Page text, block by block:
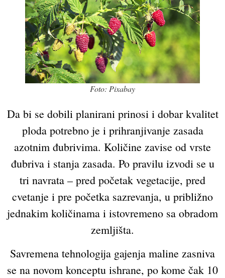
Foto: Pixabay
Da bi se dobili planirani prinosi i dobar kvalitet
ploda potrebno je i prihranjivanje zasada
azotnim đubrivima. Količine zavise od vrste
đubriva i stanja zasada. Po pravilu izvodi se u
tri navrata – pred početak vegetacije, pred
cvetanje i pre početka sazrevanja, u približno
jednakim količinama i istovremeno sa obradom
zemljišta.
Savremena tehnologija gajenja maline zasniva
se na novom konceptu ishrane, po kome čak 10